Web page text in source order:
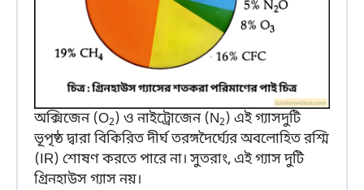
অক্সিজেন (O2) ও নাইট্রোজেন (N2) এই গ্যাসদুটি
ভূপৃষ্ঠ দ্বারা বিকিরিত দীর্ঘ তরঙ্গদৈর্ঘ্যের অবলোহিত রশ্মি
(IR) শোষণ করতে পারে না। সুতরাং, এই গ্যাস দুটি
গ্রিনহাউস গ্যাস নয়।